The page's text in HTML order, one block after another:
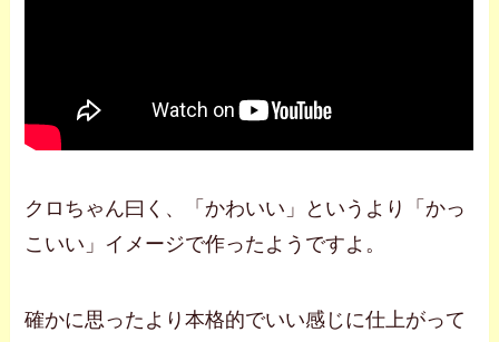
クロちゃん曰く、「かわいい」というより「かっ
こいい」イメージで作ったようですよ。
確かに思ったより本格的でいい感じに仕上がって